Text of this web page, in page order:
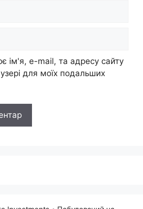
ім'я, e-mail, та адресу сайту
для моїх подальших